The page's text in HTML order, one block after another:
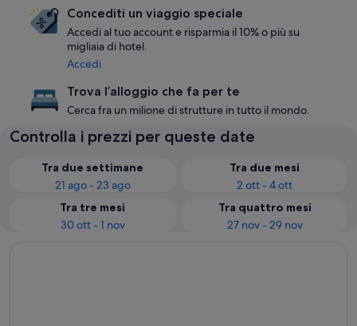
Concediti un viaggio speciale
Accedi al tuo account e risparmia il 10% o più su
migliaia di hotel.
Accedi
Trova l’alloggio che fa per te
Cerca fra un milione di strutture in tutto il mondo.
Controlla i prezzi per queste date
Tra due settimane
21 ago - 23 ago
Tra due mesi
2 ott - 4 ott
Tra tre mesi
30 ott - 1 nov
Tra quattro mesi
27 nov - 29 nov